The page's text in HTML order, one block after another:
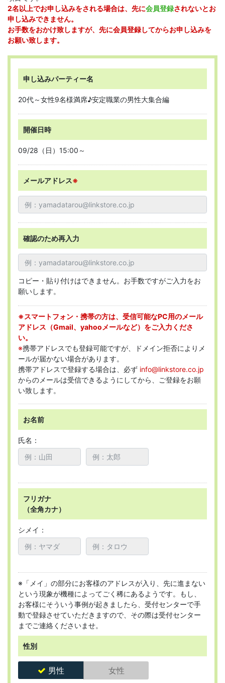
2名以上でお申し込みをされる場合は、先に会員登録されないとお
申し込みできません。
お手数をおかけ致しますが、先に会員登録してからお申し込みを
お願い致します。
申し込みパーティー名
20代～女性9名様満席♪安定職業の男性大集合編
開催日時
09/28（日）15:00～
メールアドレス※
確認のため再入力
コピー・貼り付けはできません。お手数ですがご入力をお
願いします。
※スマートフォン・携帯の方は、受信可能なPC用のメール
アドレス（Gmail、yahooメールなど）をご入力くださ
い。
※携帯アドレスでも登録可能ですが、ドメイン拒否によりメ
ールが届かない場合があります。
携帯アドレスで登録する場合は、必ず info@linkstore.co.jp
からのメールは受信できるようにしてから、ご登録をお願
い致します。
お名前
氏名：
フリガナ
（全角カナ）
シメイ：
※「メイ」の部分にお客様のアドレスが入り、先に進まない
という現象が機種によってごく稀にあるようです。もし、
お客様にそういう事例が起きましたら、受付センターで手
動で登録させていただきますので、その際は受付センター
までご連絡くださいませ。
性別
男性 女性